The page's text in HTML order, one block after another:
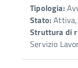
Tipologia:
Stato:
Struttura di
Servizio